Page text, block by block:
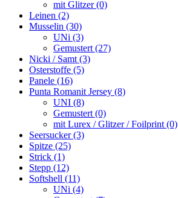
mit Glitzer (0)
Leinen (2)
Musselin (30)
UNi (3)
Gemustert (27)
Nicki / Samt (3)
Osterstoffe (5)
Panele (16)
Punta Romanit Jersey (8)
UNI (8)
Gemustert (0)
mit Lurex / Glitzer / Foilprint (0)
Seersucker (3)
Spitze (25)
Strick (1)
Stepp (12)
Softshell (11)
UNi (4)